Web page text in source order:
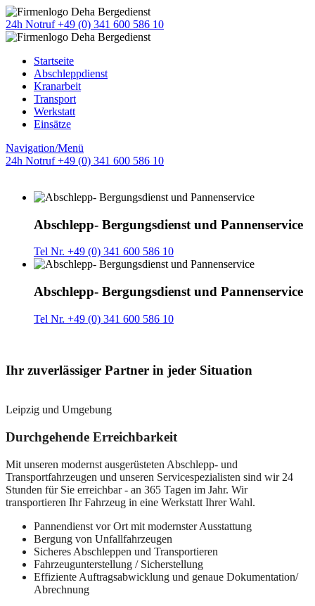
24h Notruf +49 (0) 341 600 586 10
Startseite
Abschleppdienst
Kranarbeit
Transport
Werkstatt
Einsätze
Navigation/Menü
24h Notruf +49 (0) 341 600 586 10
Abschlepp- Bergungsdienst und Pannenservice
Tel Nr. +49 (0) 341 600 586 10
Abschlepp- Bergungsdienst und Pannenservice
Tel Nr. +49 (0) 341 600 586 10
Ihr zuverlässiger Partner in jeder Situation
Leipzig und Umgebung
Durchgehende Erreichbarkeit
Mit unseren modernst ausgerüsteten Abschlepp- und
Transportfahrzeugen und unseren Servicespezialisten sind wir 24
Stunden für Sie erreichbar - an 365 Tagen im Jahr. Wir
transportieren Ihr Fahrzeug in eine Werkstatt Ihrer Wahl.
Pannendienst vor Ort mit modernster Ausstattung
Bergung von Unfallfahrzeugen
Sicheres Abschleppen und Transportieren
Fahrzeugunterstellung / Sicherstellung
Effiziente Auftragsabwicklung und genaue Dokumentation/
Abrechnung